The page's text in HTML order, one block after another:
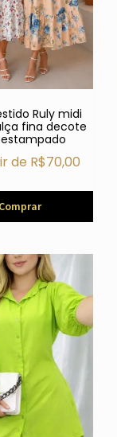
Ruly midi
fina decote
de R$70,00
Comprar